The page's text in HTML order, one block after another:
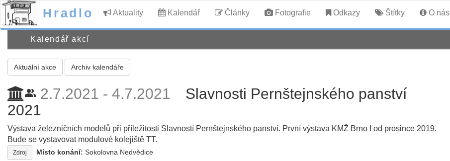
Hradlo Aktuality Kalendář Články Fotografie Odkazy Štítky O nás
Kalendář akcí
Aktuální akce Archiv kalendáře
people_alt 2.7.2021 - 4.7.2021
Slavnosti Pernštejnského panství
2021
Výstava železničních modelů při příležitosti Slavností Pernštejnského panství. První výstava KMŽ Brno I od prosince 2019.
Bude se vystavovat modulové kolejiště TT.
Zdroj Místo konání: Sokolovna Nedvědice